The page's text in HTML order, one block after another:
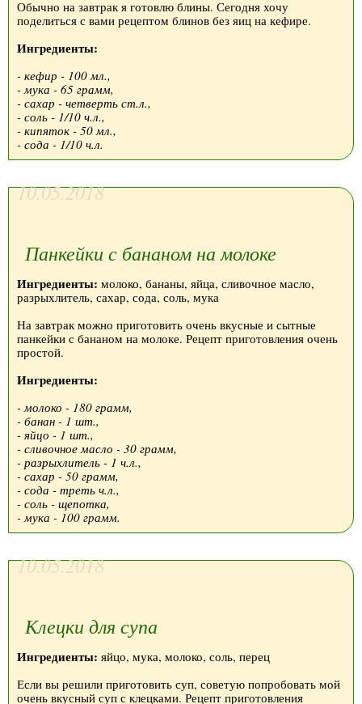
Обычно на завтрак я готовлю блины. Сегодня хочу
поделиться с вами рецептом блинов без яиц на кефире.
Ингредиенты:
- кефир - 100 мл.,
- мука - 65 грамм,
- сахар - четверть ст.л.,
- соль - 1/10 ч.л.,
- кипяток - 50 мл.,
- сода - 1/10 ч.л.
10.05.2018
Панкейки с бананом на молоке
Ингредиенты: молоко, бананы, яйца, сливочное масло,
разрыхлитель, сахар, сода, соль, мука
На завтрак можно приготовить очень вкусные и сытные
панкейки с бананом на молоке. Рецепт приготовления очень
простой.
Ингредиенты:
- молоко - 180 грамм,
- банан - 1 шт.,
- яйцо - 1 шт.,
- сливочное масло - 30 грамм,
- разрыхлитель - 1 ч.л.,
- сахар - 50 грамм,
- сода - треть ч.л.,
- соль - щепотка,
- мука - 100 грамм.
10.05.2018
Клецки для супа
Ингредиенты: яйцо, мука, молоко, соль, перец
Если вы решили приготовить суп, советую попробовать мой
очень вкусный суп с клецками. Рецепт приготовления